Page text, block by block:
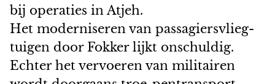
bij operaties in Atjeh.
Het moderniseren van passagiersvlieg-
tuigen door Fokker lijkt onschuldig.
Echter het vervoeren van militairen